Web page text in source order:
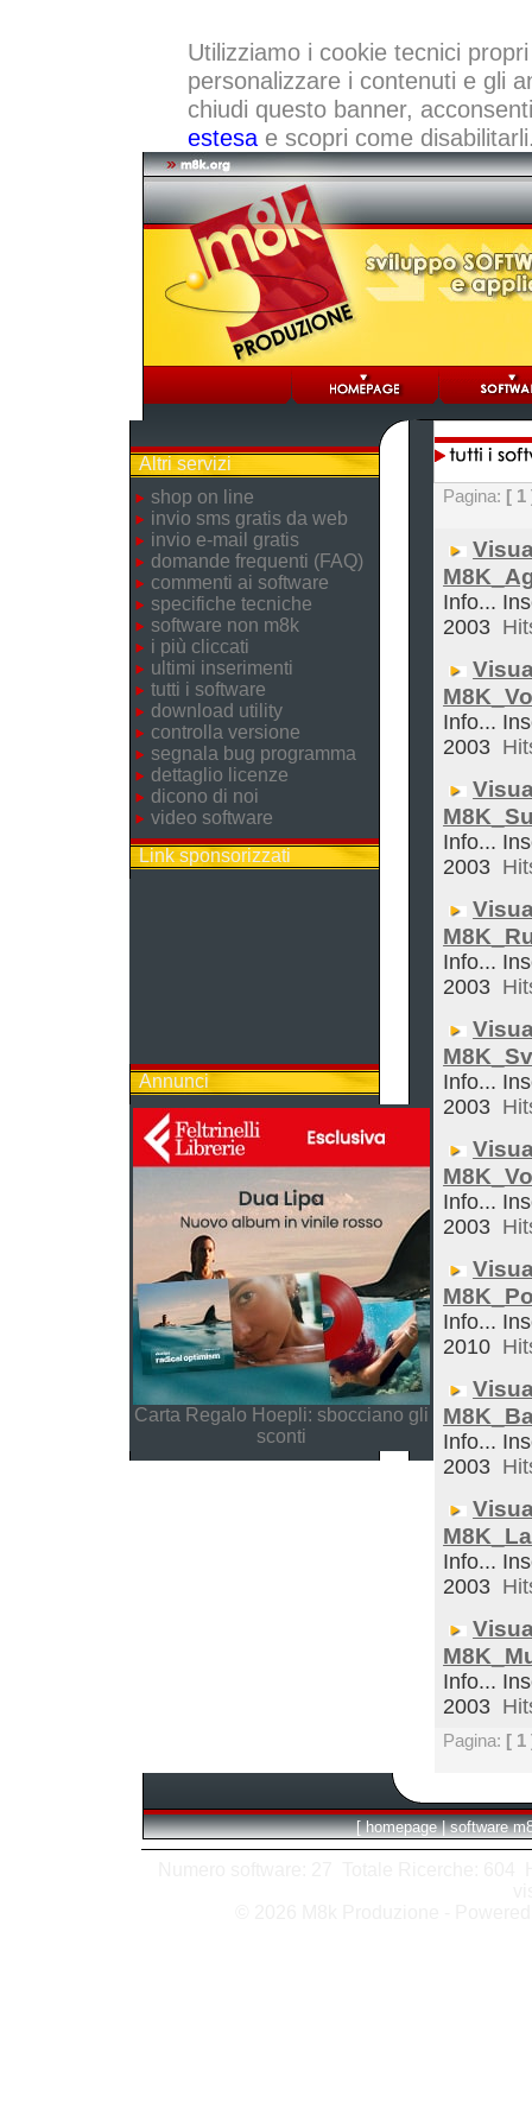
Utilizziamo i cookie tecnici
personalizzare i contenuti e gli
chiudi questo banner,
estesae scopri come
Altri servizi
shop on line
invio sms gratis da web
invio e-mail gratis
domande frequenti (FAQ)
commenti ai software
specifiche tecniche
software non m8k
i più cliccati
ultimi inserimenti
tutti i software
download utility
controlla versione
segnala bug programma
dettaglio licenze
dicono di noi
video software
Link sponsorizzati
Annunci
Carta Regalo Hoepli: sbocciano gli
sconti
Pagina: [ 1
Info...
2003
Info...
2003
Info...
2003
Info...
2003
Info...
2003
Info...
2003
Info...
2010
Info...
2003
Info...
2003
Info...
2003
Pagina: [ 1
[ homepage | software